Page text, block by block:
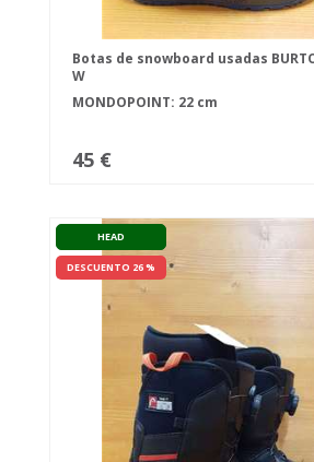
Botas de snowboard usadas
W
MONDOPOINT: 22 cm
45 €
HEAD
DESCUENTO 26 %